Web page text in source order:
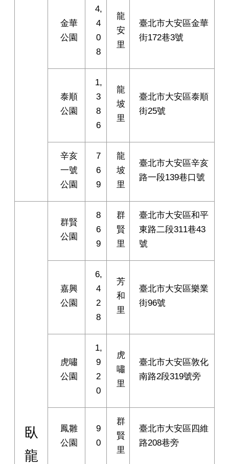
金華
公園
4,
4
0
8
龍
安
里
臺北市大安區金華
街172巷3號
泰順
公園
1,
3
8
6
龍
坡
里
臺北市大安區泰順
街25號
辛亥
一號
公園
7
6
9
龍
坡
里
臺北市大安區辛亥
路一段139巷口號
臥
龍
群賢
公園
8
6
9
群
賢
里
臺北市大安區和平
東路二段311巷43
號
嘉興
公園
6,
4
2
8
芳
和
里
臺北市大安區樂業
街96號
虎嘯
公園
1,
9
2
0
虎
嘯
里
臺北市大安區敦化
南路2段319號旁
鳳雛
公園
9
0
群
賢
里
臺北市大安區四維
路208巷旁